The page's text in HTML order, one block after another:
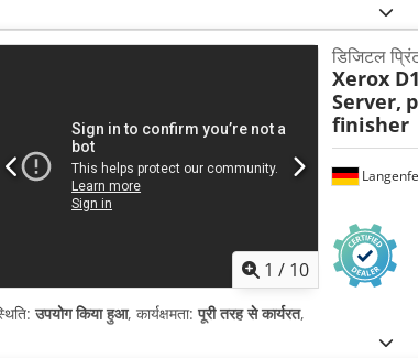
1 / 10
डिजिटल
Xerox
Server,
finisher
उपयोग किया हुआ, कार्यक्षमता:पूरी तरह से कार्यरत,